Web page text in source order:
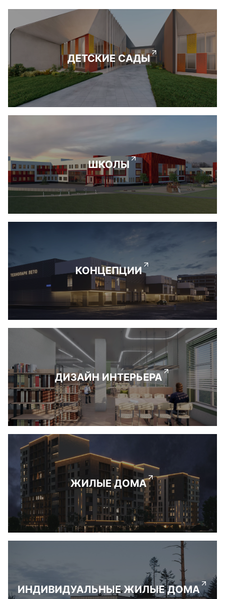
ДЕТСКИЕ САДЫ
ШКОЛЫ
КОНЦЕПЦИИ
ДИЗАЙН ИНТЕРЬЕРА
ЖИЛЫЕ ДОМА
ИНДИВИДУАЛЬНЫЕ ЖИЛЫЕ ДОМА